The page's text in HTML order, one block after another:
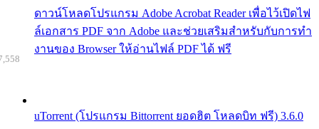
ดาวน์โหลดโปรแกรม Adobe Acrobat Reader เพื่อไว้เปิดไฟ
ล์เอกสาร PDF จาก Adobe และช่วยเสริมสำหรับกับการทำ
งานของ Browser ให้อ่านไฟล์ PDF ได้ ฟรี
uTorrent (โปรแกรม Bittorrent ยอดฮิต โหลดบิท ฟรี) 3.6.0